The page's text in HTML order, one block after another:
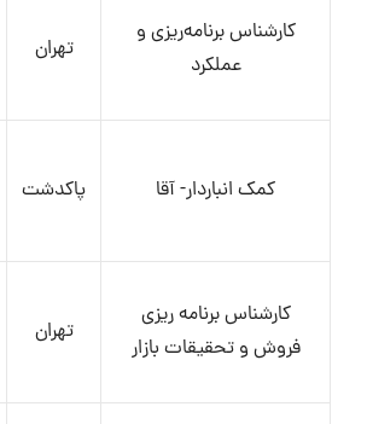
کارشناس برنامه‌ریزی و
عملکرد
تهران
کمک انباردار- آقا پاکدشت
کارشناس برنامه ریزی
فروش و تحقیقات بازار
تهران